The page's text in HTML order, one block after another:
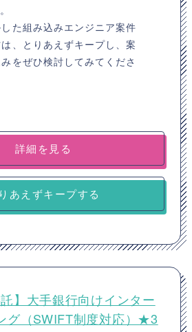
た組み込みエンジニア案件
、とりあえずキープし、案
をぜひ検討してみてくださ
詳細を見る
あえずキープする
】大手銀行向けインター
グ（SWIFT制度対応）★3